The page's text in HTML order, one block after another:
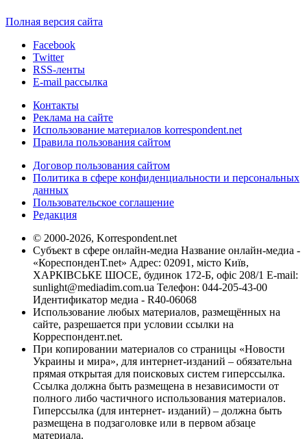
Полная версия сайта
Facebook
Twitter
RSS-ленты
E-mail рассылка
Контакты
Реклама на сайте
Использование материалов korrespondent.net
Правила пользования сайтом
Договор пользования сайтом
Политика в сфере конфиденциальности и персональных
данных
Пользовательское соглашение
Редакция
© 2000-2026, Korrespondent.net
Субъект в сфере онлайн-медиа Название онлайн-медиа -
«КореспонденТ.net» Адрес: 02091, місто Київ,
ХАРКІВСЬКЕ ШОСЕ, будинок 172-Б, офіс 208/1 E-mail:
sunlight@mediadim.com.ua Телефон: 044-205-43-00
Идентификатор медиа - R40-06068
Использование любых материалов, размещённых на
сайте, разрешается при условии ссылки на
Корреспондент.net.
При копировании материалов со страницы «Новости
Украины и мира», для интернет-изданий – обязательна
прямая открытая для поисковых систем гиперссылка.
Ссылка должна быть размещена в независимости от
полного либо частичного использования материалов.
Гиперссылка (для интернет- изданий) – должна быть
размещена в подзаголовке или в первом абзаце
материала.